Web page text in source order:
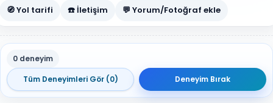
🧭 Yol tarifi ☎️ İletişim 💬 Yorum/Fotoğraf ekle
0 deneyim
Tüm Deneyimleri Gör (0)
Deneyim Bırak